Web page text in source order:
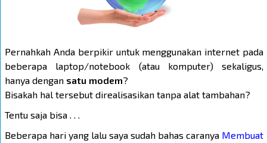
Pernahkah Anda berpikir untuk menggunakan internet pada
beberapa laptop/notebook (atau komputer) sekaligus,
hanya dengan satu modem?
Bisakah hal tersebut direalisasikan tanpa alat tambahan?
Tentu saja bisa . . .
Beberapa hari yang lalu saya sudah bahas caranya Membuat